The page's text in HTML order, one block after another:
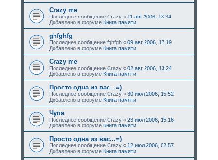
Crazy me
Последнее сообщение Crazy« 11 авг 2006, 18:34
Добавлено в форуме Книга памяти
ghfghfg
Последнее сообщение fghfgh« 09 авг 2006, 17:19
Добавлено в форуме Книга памяти
Crazy me
Последнее сообщение Crazy« 02 авг 2006, 13:24
Добавлено в форуме Книга памяти
Просто одна из вас...=)
Последнее сообщение Crazy« 30 июл 2006, 15:52
Добавлено в форуме Книга памяти
Чупа
Последнее сообщение Crazy« 23 июл 2006, 15:16
Добавлено в форуме Книга памяти
Просто одна из вас...=)
Последнее сообщение Crazy« 12 июл 2006, 02:57
Добавлено в форуме Книга памяти